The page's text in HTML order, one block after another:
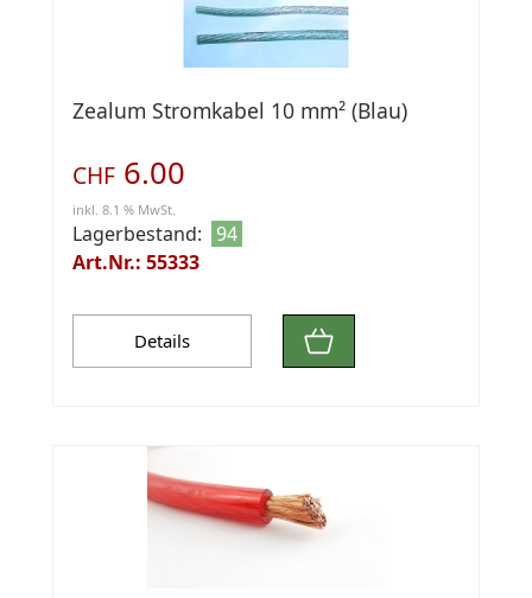
Zealum Stromkabel 10 mm² (Blau)
CHF 6.00
inkl. 8.1 % MwSt.
Lagerbestand:
94
Art.Nr.: 55333
Details